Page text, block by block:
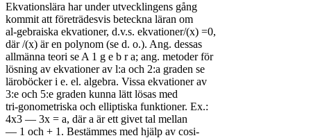
Ekvationslära har under utvecklingens gång
kommit att företrädesvis beteckna läran om
al-gebraiska ekvationer, d.v.s. ekvationer/(x) =0,
där /(x) är en polynom (se d. o.). Ang. dessas
allmänna teori se A 1 g e b r a; ang. metoder för
lösning av ekvationer av l:a och 2:a graden se
läroböcker i e. el. algebra. Vissa ekvationer av
3:e och 5:e graden kunna lätt lösas med
tri-gonometriska och elliptiska funktioner. Ex.:
4x3 — 3x = a, där a är ett givet tal mellan
— 1 och + 1. Bestämmes med hjälp av cosi-